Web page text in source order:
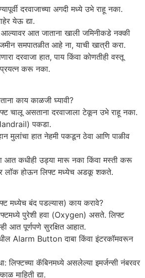
दरवाजाच्या अगदी मध्ये उभे राहू नका.
येऊ द्या.
आत जाताना खाली जमिनीकडे नक्की
समपातळीत आहे ना, याची खात्री करा.
दरवाजा हात, पाय किंवा कोणतीही वस्तू
करू नका.
काय काळजी घ्यावी?
चालू असताना दरवाजाला टेकून उभे राहू नका.
पकडा.
मुलांचा हात नेहमी पकडून ठेवा आणि पाळीव
आत कधीही उड्या मारू नका किंवा मस्ती करू
लॉक होऊन लिफ्ट मध्येच अडकू शकते.
मध्येच बंद पडल्यास) काय करावे?
पुरेशी हवा (Oxygen) असते. लिफ्ट
आत पूर्णपणे सुरक्षित आहात.
Alarm Button दाबा किंवा इंटरकॉमवरून
लिफ्टच्या कॅबिनमध्ये असलेल्या इमर्जन्सी नंबरवर
माहिती द्या.